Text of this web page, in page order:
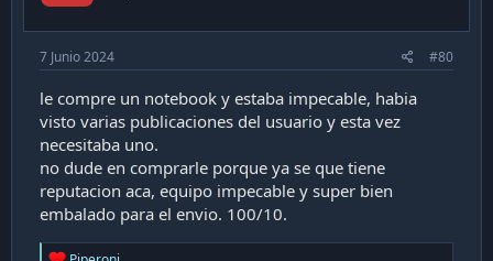
7 Junio 2024 #80
le compre un notebook y estaba impecable, habia
visto varias publicaciones del usuario y esta vez
necesitaba uno.
no dude en comprarle porque ya se que tiene
reputacion aca, equipo impecable y super bien
embalado para el envio. 100/10.